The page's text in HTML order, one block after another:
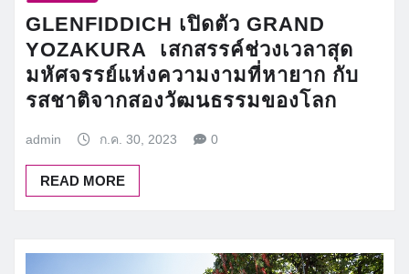
GLENFIDDICH เปิดตัว GRAND
YOZAKURA เสกสรรค์ช่วงเวลาสุด
มหัศจรรย์แห่งความงามที่หายาก กับ
รสชาติจากสองวัฒนธรรมของโลก
admin ก.ค. 30, 2023 0
READ MORE